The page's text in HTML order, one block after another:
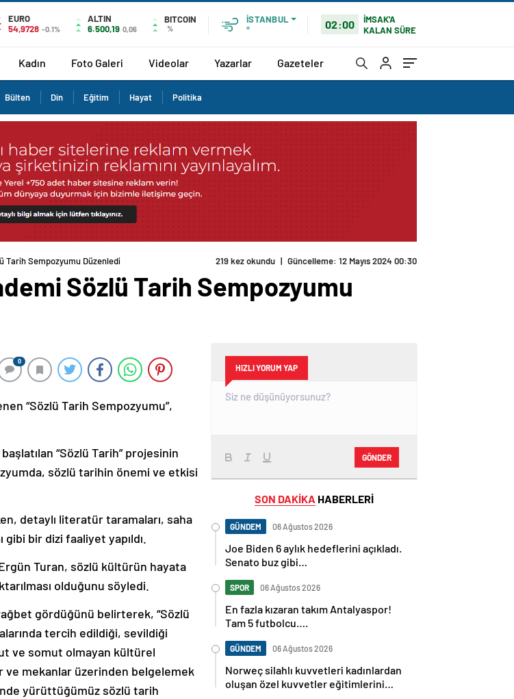
EURO
54,9728 -0.1%
ALTIN
6.500,19 0,06
BITCOIN
%
İSTANBUL
°
02:00
İMSAK'A
KALAN SÜRE
Kadın Foto Galeri Videolar Yazarlar Gazeteler
Bülten Din Eğitim Hayat Politika
Tarih Sempozyumu Düzenledi 219 kez okundu | Güncelleme: 12 Mayıs 2024 00:30
Sözlü Tarih Sempozyumu
0
“Sözlü Tarih Sempozyumu”,
“Sözlü Tarih” projesinin
sözlü tarihin önemi ve etkisi
detaylı literatür taramaları, saha
gibi bir dizi faaliyet yapıldı.
Turan, sözlü kültürün hayata
olduğunu söyledi.
gördüğünü belirterek, “Sözlü
tercih edildiği, sevildiği
ve somut olmayan kültürel
ve mekanlar üzerinden belgelemek
yürüttüğümüz sözlü tarih
HIZLI YORUM YAP
GÖNDER
SON DAKİKA HABERLERİ
GÜNDEM 06 Ağustos 2026
Joe Biden 6 aylık hedeflerini açıkladı.
Senato buz gibi…
SPOR 06 Ağustos 2026
En fazla kızaran takım Antalyaspor!
Tam 5 futbolcu….
GÜNDEM 06 Ağustos 2026
Norweç silahlı kuvvetleri kadınlardan
oluşan özel kuvvetler eğitimlerini